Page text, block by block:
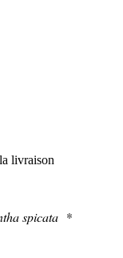
livraison
spicata *